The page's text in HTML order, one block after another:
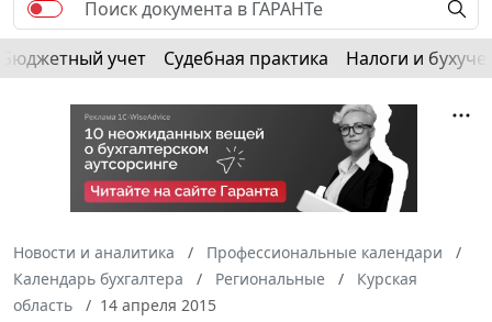
Бюджетный учет Судебная практика Налоги и
Новости и аналитика
Профессиональные календари
Календарь бухгалтера
Региональные
Курская
область
14 апреля 2015